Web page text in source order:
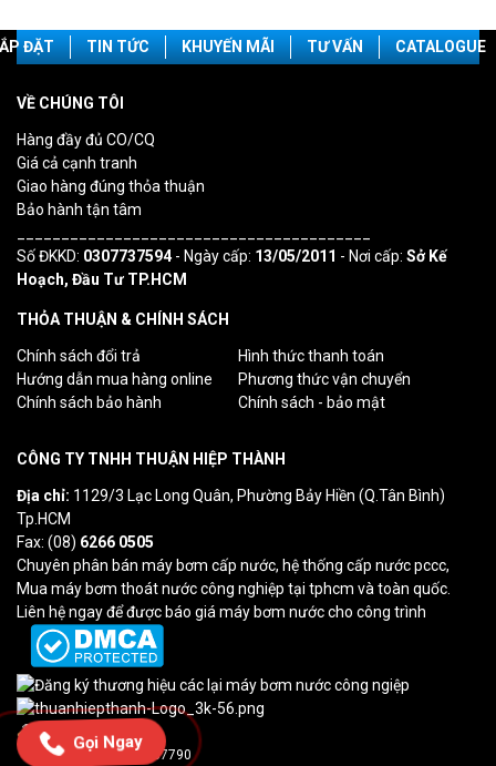
Gọi Ngay
ĐẶT TIN TỨC KHUYẾN MÃI TƯ VẤN CATALOGUE
VỀ CHÚNG TÔI
Hàng đầy đủ CO/CQ
Giá cả cạnh tranh
Giao hàng đúng thỏa thuận
Bảo hành tận tâm
Số ĐKKD: 0307737594- Ngày cấp: 13/05/2011 - Nơi cấp: Sở Kế
Hoạch, Đầu Tư TP.HCM
THỎA THUẬN & CHÍNH SÁCH
Chính sách đổi trả
Hình thức thanh toán
Hướng dẫn mua hàng online
Phương thức vận chuyển
Chính sách bảo hành
Chính sách - bảo mật
CÔNG TY TNHH THUẬN HIỆP THÀNH
Địa chỉ: 1129/3 Lạc Long Quân, Phường Bảy Hiền (Q.Tân Bình)
Tp.HCM
Fax: (08) 6266 0505
Chuyên phân bán máy bơm cấp nước, hệ thống cấp nước pccc,
Mua máy bơm thoát nước công nghiệp tại tphcm và toàn quốc.
Liên hệ ngay để được báo giá máy bơm nước cho công trình
Lượt truy cập: 4
Tổng truy cập: 237790